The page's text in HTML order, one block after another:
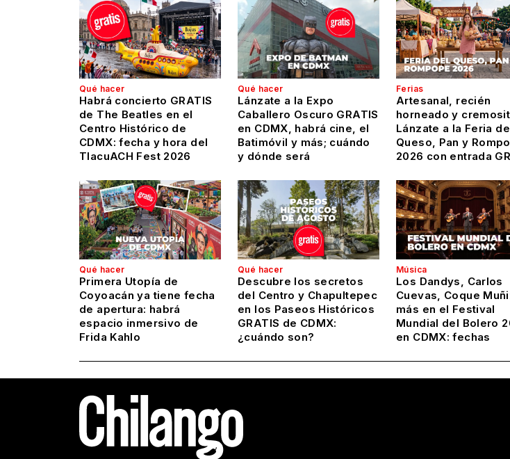
Qué hacer
Habrá concierto GRATIS
de The Beatles en el
Centro Histórico de
CDMX: fecha y hora del
TlacuACH Fest 2026
Qué hacer
Lánzate a la Expo
Caballero Oscuro GRATIS
en CDMX, habrá cine, el
Batimóvil y más; cuándo
y dónde será
Ferias
Artesanal, recién
horneado y
Lánzate a la Feria
Queso, Pan y
2026 con entrada
Qué hacer
Primera Utopía de
Coyoacán ya tiene fecha
de apertura: habrá
espacio inmersivo de
Frida Kahlo
Qué hacer
Descubre los secretos
del Centro y Chapultepec
en los Paseos Históricos
GRATIS de CDMX:
¿cuándo son?
Música
Los Dandys, Carlos
Cuevas, Coque
más en el Festival
Mundial del Bolero
en CDMX: fechas